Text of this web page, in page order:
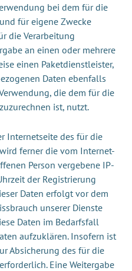
bei dem für die
für eigene Zwecke
die Verarbeitung
an einen oder mehrere
einen Paketdienstleister,
Daten ebenfalls
die dem für die
ist, nutzt.
Internetseite des für die
ferner die vom Internet-
Person vergebene IP-
der Registrierung
Daten erfolgt vor dem
unserer Dienste
Daten im Bedarfsfall
aufzuklären. Insofern ist
Absicherung des für die
Eine Weitergabe